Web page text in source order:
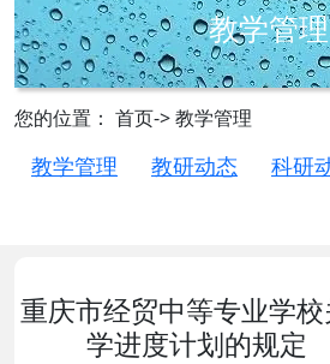
教学管理
您的位置： 首页-> 教学管理
教学管理 教研动态 科研
重庆市经贸中等专业学
学进度计划的规定